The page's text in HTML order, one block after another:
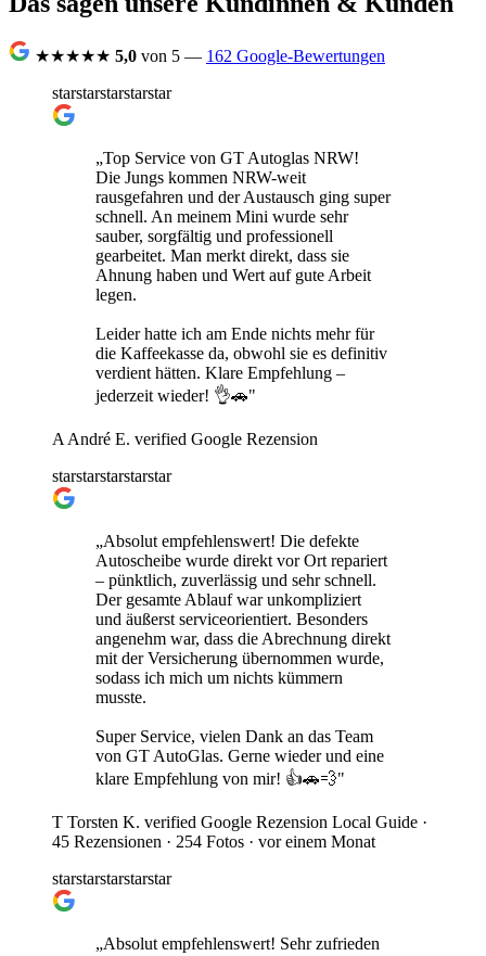
★★★★★ 5,0 von 5 — 162 Google-Bewertungen
starstarstarstarstar
„Top Service von GT Autoglas NRW!
Die Jungs kommen NRW-weit
rausgefahren und der Austausch ging super
schnell. An meinem Mini wurde sehr
sauber, sorgfältig und professionell
gearbeitet. Man merkt direkt, dass sie
Ahnung haben und Wert auf gute Arbeit
legen.
Leider hatte ich am Ende nichts mehr für
die Kaffeekasse da, obwohl sie es definitiv
verdient hätten. Klare Empfehlung –
jederzeit wieder! 👌🚗"
A André E. verified Google Rezension
starstarstarstarstar
„Absolut empfehlenswert! Die defekte
Autoscheibe wurde direkt vor Ort repariert
– pünktlich, zuverlässig und sehr schnell.
Der gesamte Ablauf war unkompliziert
und äußerst serviceorientiert. Besonders
angenehm war, dass die Abrechnung direkt
mit der Versicherung übernommen wurde,
sodass ich mich um nichts kümmern
musste.
Super Service, vielen Dank an das Team
von GT AutoGlas. Gerne wieder und eine
klare Empfehlung von mir! 👍🚗💨"
T Torsten K. verified Google Rezension Local Guide ·
45 Rezensionen · 254 Fotos · vor einem Monat
starstarstarstarstar
„Absolut empfehlenswert! Sehr zufrieden